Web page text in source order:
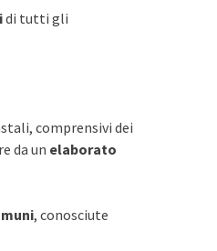
di tutti gli
comprensivi dei
da un elaborato
, conosciute